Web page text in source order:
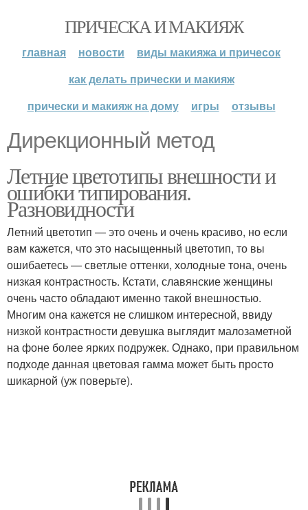
ПРИЧЕСКА И МАКИЯЖ
главная новости
виды макияжа и причесок
как делать прически и макияж
прически и макияж на дому
игры отзывы
Дирекционный метод
Летние цветотипы внешности и
ошибки типирования.
Разновидности
Летний цветотип — это очень и очень красиво, но если
вам кажется, что это насыщенный цветотип, то вы
ошибаетесь — светлые оттенки, холодные тона, очень
низкая контрастность. Кстати, славянские женщины
очень часто обладают именно такой внешностью.
Многим она кажется не слишком интересной, ввиду
низкой контрастности девушка выглядит малозаметной
на фоне более ярких подружек. Однако, при правильном
подходе данная цветовая гамма может быть просто
шикарной (уж поверьте).